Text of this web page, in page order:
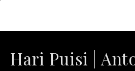
Hari Puisi |